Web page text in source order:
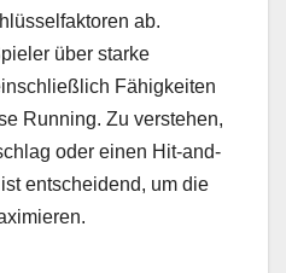
ab.
über starke
Fähigkeiten
Running. Zu verstehen,
oder einen Hit-and-
entscheidend, um die